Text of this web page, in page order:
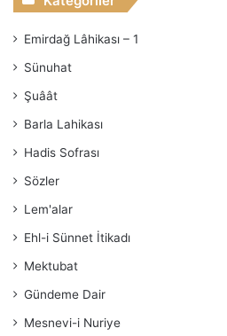
Emirdağ Lâhikası – 1
Sünuhat
Şuâât
Barla Lahikası
Hadis Sofrası
Sözler
Lem'alar
Ehl-i Sünnet İtikadı
Mektubat
Gündeme Dair
Mesnevi-i Nuriye